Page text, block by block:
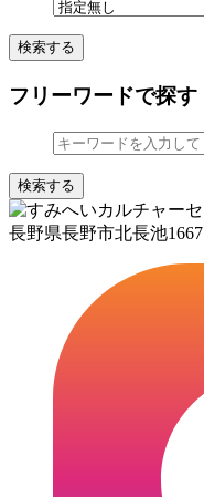
検索する
フリーワードで探す
検索する
長野県長野市北長池1667